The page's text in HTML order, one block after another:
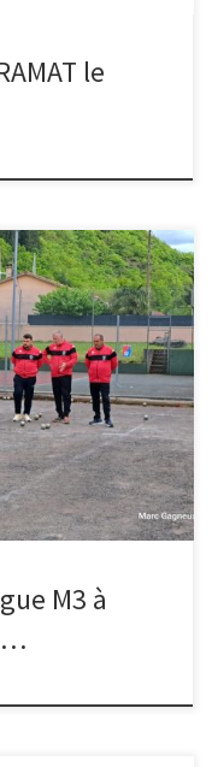
le
dédiés M3 s ‘est
Crouzet. La ligue
pour la
Vous trouverez
M3 à
…